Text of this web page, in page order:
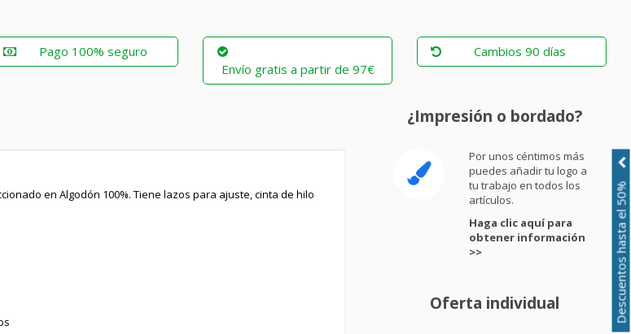
Pago 100% seguro
Envío gratis a partir de 97€
Cambios 90 días
en Algodón 100%. Tiene lazos para ajuste, cinta de hilo
¿Impresión o bordado?
Por unos céntimos más
puedes añadir tu logo a
tu trabajo en todos los
artículos.
Haga clic aquí para
obtener información
>>
Oferta individual Descuentos hasta el 50%